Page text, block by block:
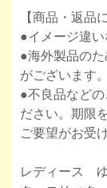
【商品・返品
●イメージ違い
●海外製品の
がございます。
●不良品など
ださい。期限
ご要望がお受
レディース